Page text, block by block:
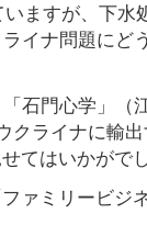
ますが、下水
イナ問題にど
石門心学」（
クライナに輸
てはいかがでし
ァミリービジ